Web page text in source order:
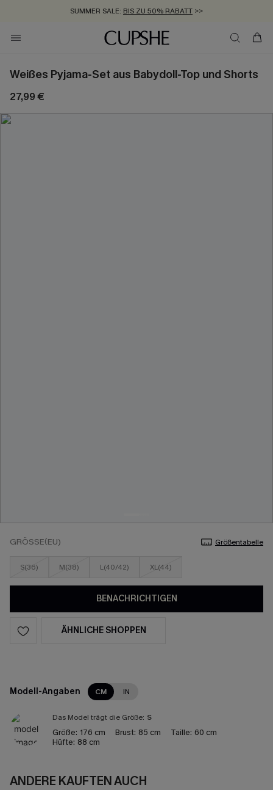
SUMMER SALE: BIS ZU 50% RABATT >>
ZUM NEWSLETTER:BIS ZU -20% EXTRA ERHALTEN
KOSTENLOSER VERSAND AB 89 €
Weißes Pyjama-Set aus Babydoll-Top und Shorts
27,99 €
GRÖSSE(EU) Größentabelle
S(36) M(38) L(40/42) XL(44)
BENACHRICHTIGEN
ÄHNLICHE SHOPPEN
Modell-Angaben CM IN
Das Model trägt die Größe: S
Größe: 176 cm Brust: 85 cm Taille: 60 cm
Hüfte: 88 cm
ANDERE KAUFTEN AUCH